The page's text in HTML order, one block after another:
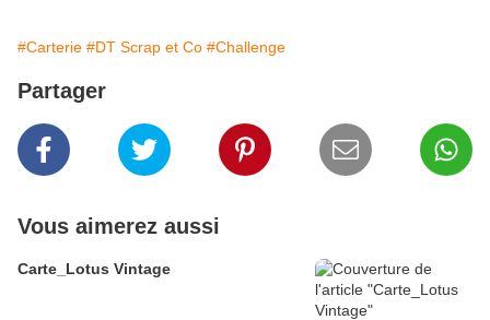
#Carterie #DT Scrap et Co #Challenge
Partager
Vous aimerez aussi
Carte_Lotus Vintage